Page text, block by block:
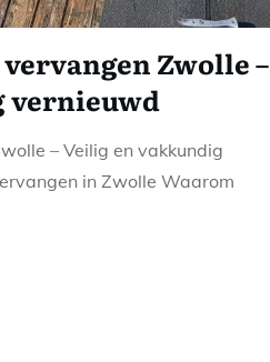
Zwolle –
vernieuwd
– Veilig en vakkundig
in Zwolle Waarom